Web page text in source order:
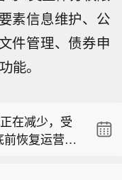
素信息维护、公
件管理、债券申
能。
在减少，受
恢复运营的